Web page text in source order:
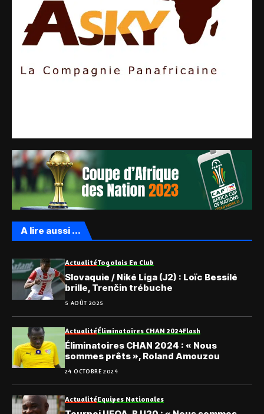
A lire aussi ...
ActualitéTogolais En Club
Slovaquie / Niké Liga (J2) : Loïc Bessilé
brille, Trenčin trébuche
5 AOÛT 2025
ActualitéÉliminatoires CHAN 2024Flash
Éliminatoires CHAN 2024 : « Nous
sommes prêts », Roland Amouzou
24 OCTOBRE 2024
ActualitéEquipes Nationales